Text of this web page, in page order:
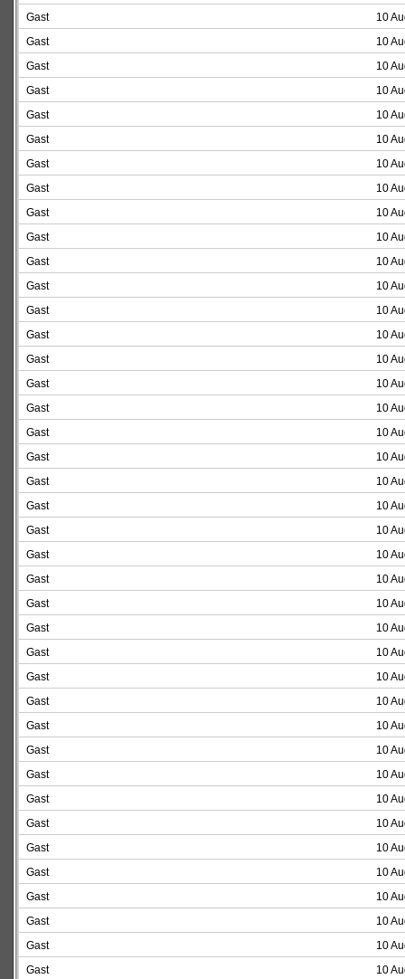
Gast
10
Gast
10
Gast
10
Gast
10
Gast
10
Gast
10
Gast
10
Gast
10
Gast
10
Gast
10
Gast
10
Gast
10
Gast
10
Gast
10
Gast
10
Gast
10
Gast
10
Gast
10
Gast
10
Gast
10
Gast
10
Gast
10
Gast
10
Gast
10
Gast
10
Gast
10
Gast
10
Gast
10
Gast
10
Gast
10
Gast
10
Gast
10
Gast
10
Gast
10
Gast
10
Gast
10
Gast
10
Gast
10
Gast
10
Gast
10